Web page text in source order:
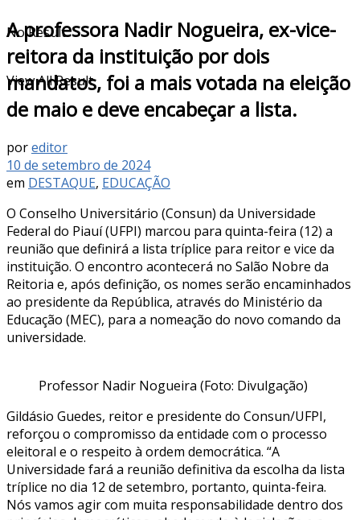
No Result
View All Result
A professora Nadir Nogueira, ex-vice-
reitora da instituição por dois
mandatos, foi a mais votada na eleição
de maio e deve encabeçar a lista.
poreditor
10 de setembro de 2024
em DESTAQUE, EDUCAÇÃO
O Conselho Universitário (Consun) da Universidade
Federal do Piauí (UFPI) marcou para quinta-feira (12) a
reunião que definirá a lista tríplice para reitor e vice da
instituição. O encontro acontecerá no Salão Nobre da
Reitoria e, após definição, os nomes serão encaminhados
ao presidente da República, através do Ministério da
Educação (MEC), para a nomeação do novo comando da
universidade.
Professor Nadir Nogueira (Foto: Divulgação)
Gildásio Guedes, reitor e presidente do Consun/UFPI,
reforçou o compromisso da entidade com o processo
eleitoral e o respeito à ordem democrática. “A
Universidade fará a reunião definitiva da escolha da lista
tríplice no dia 12 de setembro, portanto, quinta-feira.
Nós vamos agir com muita responsabilidade dentro dos